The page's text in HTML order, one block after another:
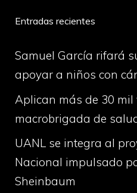
Entradas recientes
Samuel García rifará
apoyar a niños con
Aplican más de 30 mil
macrobrigada de
UANL se integra al
Nacional impulsado
Sheinbaum